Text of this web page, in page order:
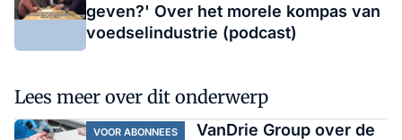
geven?' Over het morele kompas van
voedselindustrie (podcast)
Lees meer over dit onderwerp
VOOR ABONNEES
VanDrie Group over de